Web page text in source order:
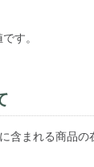
す。
含まれる商品の